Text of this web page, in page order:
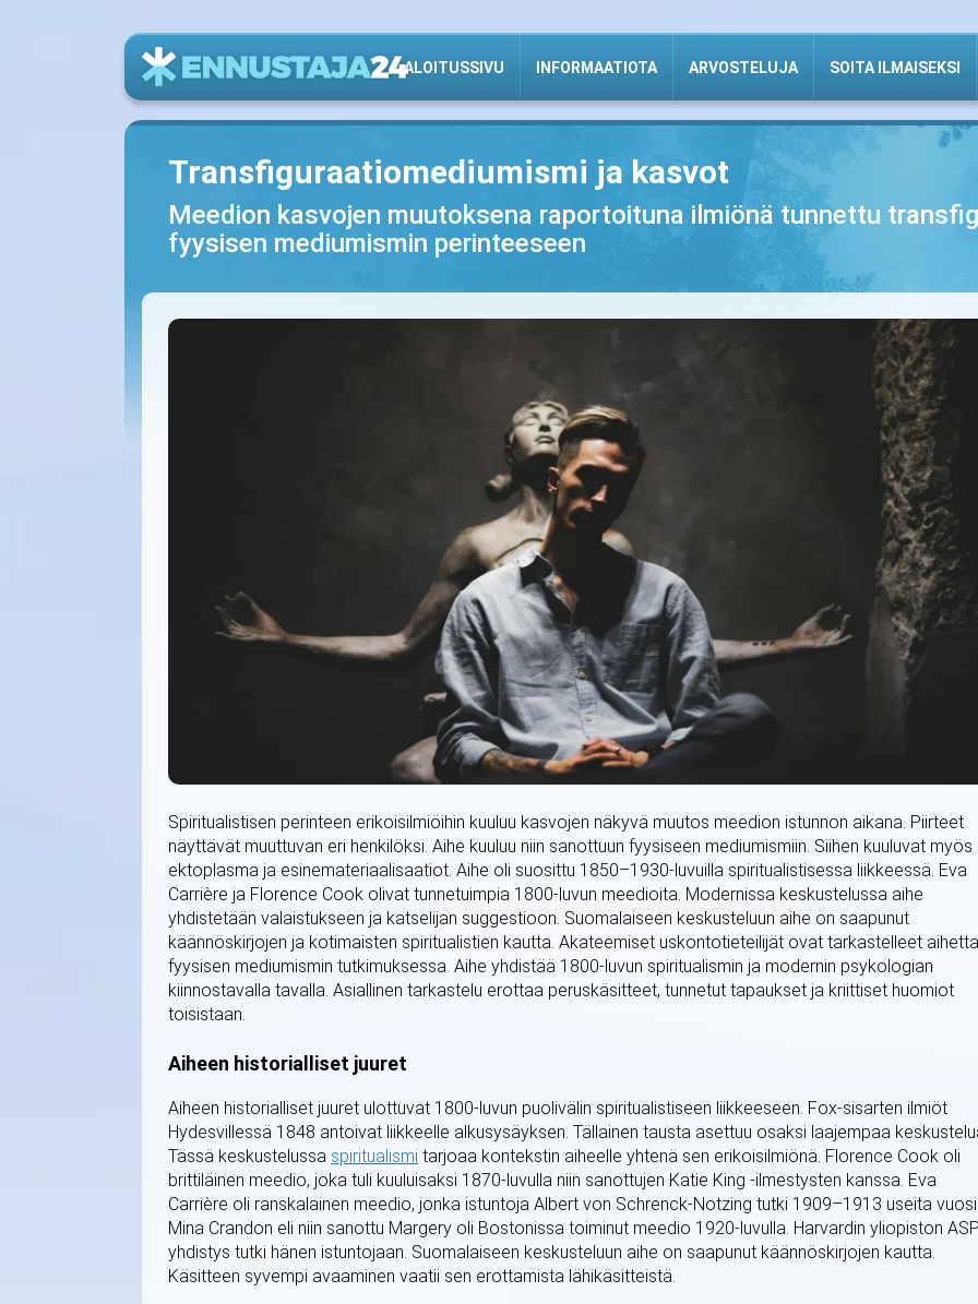
ALOITUSSIVU INFORMAATIOTA ARVOSTELUJA SOITA ILMAISEKSI
Transfiguraatiomediumismi ja kasvot
Meedion kasvojen muutoksena raportoituna ilmiönä tunnettu
fyysisen mediumismin perinteeseen
Spiritualistisen perinteen erikoisilmiöihin kuuluu kasvojen näkyvä muutos meedion istunnon aikana. Piirteet
näyttävät muuttuvan eri henkilöksi. Aihe kuuluu niin sanottuun fyysiseen mediumismiin. Siihen kuuluvat myös
ektoplasma ja esinemateriaalisaatiot. Aihe oli suosittu 1850–1930-luvuilla spiritualistisessa liikkeessä. Eva
Carrière ja Florence Cook olivat tunnetuimpia 1800-luvun meedioita. Modernissa keskustelussa aihe
yhdistetään valaistukseen ja katselijan suggestioon. Suomalaiseen keskusteluun aihe on saapunut
käännöskirjojen ja kotimaisten spiritualistien kautta. Akateemiset uskontotieteilijät ovat tarkastelleet aihetta
fyysisen mediumismin tutkimuksessa. Aihe yhdistää 1800-luvun spiritualismin ja modernin psykologian
kiinnostavalla tavalla. Asiallinen tarkastelu erottaa peruskäsitteet, tunnetut tapaukset ja kriittiset huomiot
toisistaan.
Aiheen historialliset juuret
Aiheen historialliset juuret ulottuvat 1800-luvun puolivälin spiritualistiseen liikkeeseen. Fox-sisarten ilmiöt
Hydesvillessä 1848 antoivat liikkeelle alkusysäyksen. Tällainen tausta asettuu osaksi laajempaa
Tässä keskustelussa spiritualismi tarjoaa kontekstin aiheelle yhtenä sen erikoisilmiönä. Florence Cook oli
brittiläinen meedio, joka tuli kuuluisaksi 1870-luvulla niin sanottujen Katie King -ilmestysten kanssa. Eva
Carrière oli ranskalainen meedio, jonka istuntoja Albert von Schrenck-Notzing tutki 1909–1913 useita
Mina Crandon eli niin sanottu Margery oli Bostonissa toiminut meedio 1920-luvulla. Harvardin yliopiston
yhdistys tutki hänen istuntojaan. Suomalaiseen keskusteluun aihe on saapunut käännöskirjojen kautta.
Käsitteen syvempi avaaminen vaatii sen erottamista lähikäsitteistä.